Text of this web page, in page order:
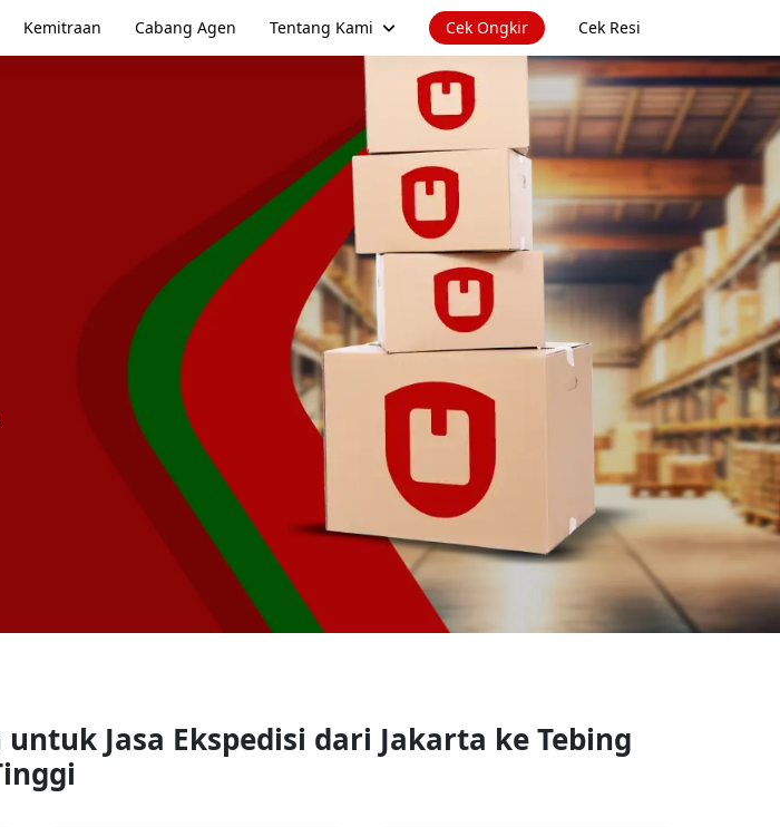
Kemitraan Cabang Agen Tentang Kami Cek Ongkir Cek Resi
Jasa Ekspedisi dari Jakarta keTebing